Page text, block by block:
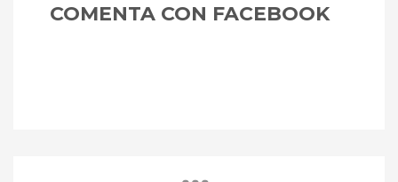
COMENTA CON FACEBOOK